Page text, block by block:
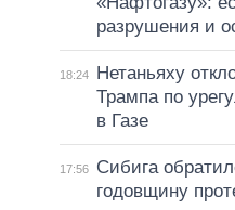
разрушения и
18:24
Нетаньяху
Трампа по
в Газе
17:56
Сибига
годовщину